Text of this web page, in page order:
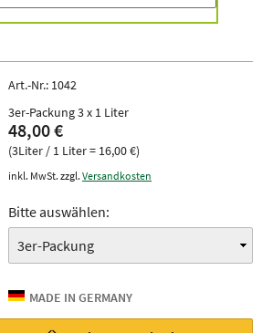
Art.-Nr.: 1042
3er-Packung 3 x 1 Liter
48,00 €
(3Liter / 1 Liter = 16,00 €)
inkl. MwSt. zzgl. Versandkosten
Bitte auswählen: